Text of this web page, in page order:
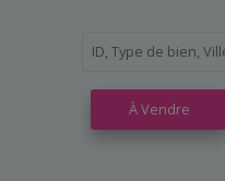
À Vendre